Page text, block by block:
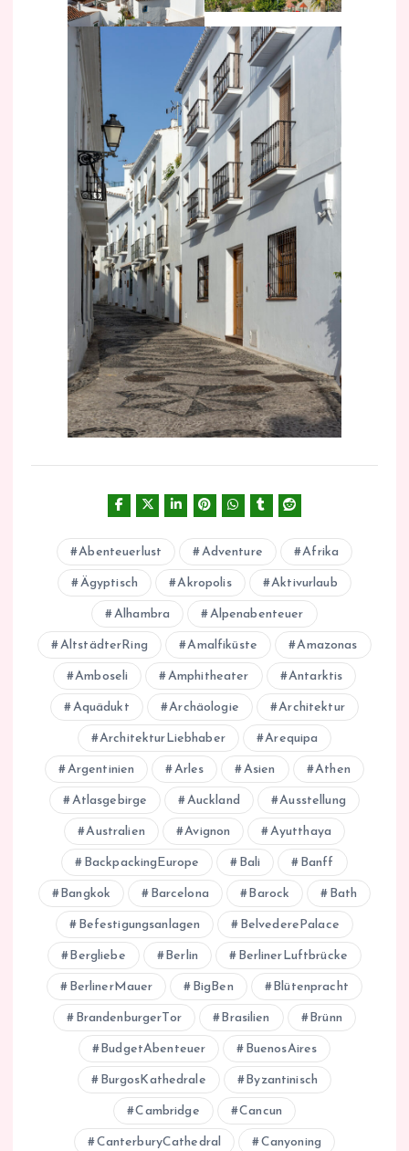
Abenteuerlust Adventure Afrika
Ägyptisch Akropolis Aktivurlaub
Alhambra Alpenabenteuer
AltstädterRing Amalfiküste Amazonas
Amboseli Amphitheater Antarktis
Aquädukt Archäologie Architektur
ArchitekturLiebhaber Arequipa
Argentinien Arles Asien Athen
Atlasgebirge Auckland Ausstellung
Australien Avignon Ayutthaya
BackpackingEurope Bali Banff
Bangkok Barcelona Barock Bath
Befestigungsanlagen BelvederePalace
Bergliebe Berlin BerlinerLuftbrücke
BerlinerMauer BigBen Blütenpracht
BrandenburgerTor Brasilien Brünn
BudgetAbenteuer BuenosAires
BurgosKathedrale Byzantinisch
Cambridge Cancun
CanterburyCathedral Canyoning